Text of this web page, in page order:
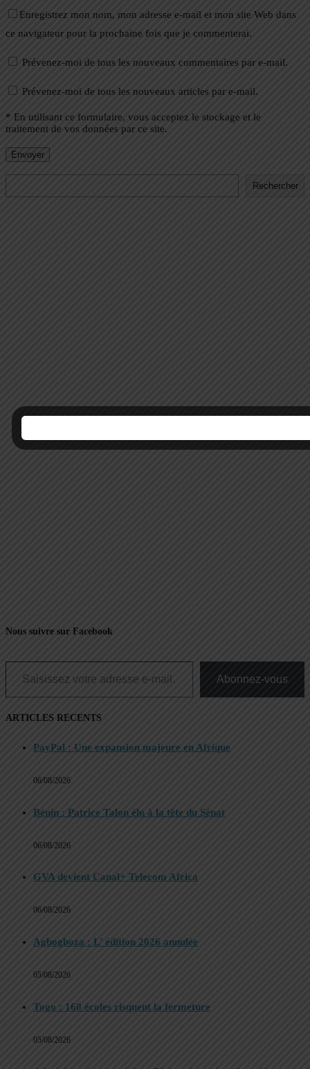
Enregistrez mon nom, mon adresse e-mail et mon site Web dans
ce navigateur pour la prochaine fois que je commenterai.
Prévenez-moi de tous les nouveaux commentaires par e-mail.
Prévenez-moi de tous les nouveaux articles par e-mail.
* En utilisant ce formulaire, vous acceptez le stockage et le
traitement de vos données par ce site.
Rechercher
Nous suivre sur Facebook
Saisissez votre adresse e-mail…
Abonnez-vous
ARTICLES RECENTS
PayPal : Une expansion majeure en Afrique
06/08/2026
Bénin : Patrice Talon élu à la tête du Sénat
06/08/2026
GVA devient Canal+ Telecom Africa
06/08/2026
Agbogboza : L’ édition 2026 annulée
05/08/2026
Togo : 160 écoles risquent la fermeture
05/08/2026